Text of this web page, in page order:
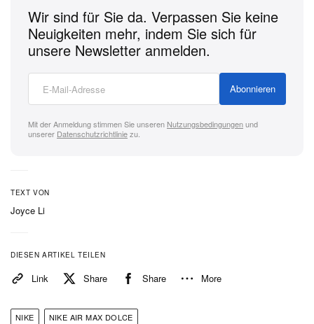
klar auf Lifestyle ausgerichtete Sneaker scheint mit
seinem technischen, mehrlagigen Aufbau sowohl
Atmungsaktivität als auch Stabilität in den Fokus zu
stellen – und avanciert damit zu einem heiß
erwarteten Neuzugang im breiten Sportswear-
Wir sind für Sie da. Verpassen Sie keine
Neuigkeiten mehr, indem Sie sich für
unsere Newsletter anmelden.
Abonnieren
Mit der Anmeldung stimmen Sie unseren Nutzungsbedingungenund
unserer Datenschutzrichtliniezu.
TEXT VON
Joyce Li
DIESEN ARTIKEL TEILEN
Link Share Share More
NIKE NIKE AIR MAX DOLCE